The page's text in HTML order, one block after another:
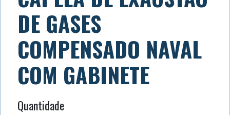
DE GASES
COMPENSADO NAVAL
COM GABINETE
Quantidade